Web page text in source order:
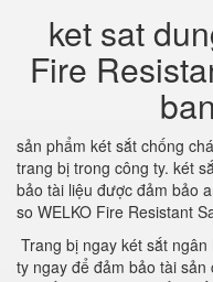
ket sat
Fire
sản phẩm két sắt chống
trang bị trong công ty. két
bảo tài liệu được đảm bảo
so WELKO Fire Resistant
Trang bị ngay két sắt
ty ngay để đảm bảo tài